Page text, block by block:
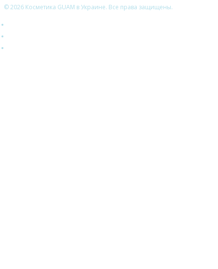
© 2026 Косметика GUAM в Украине. Все права защищены.